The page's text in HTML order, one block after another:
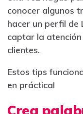
conocer algunos
hacer un perfil
captar la
clientes.
Estos tips
en práctica!
Crea